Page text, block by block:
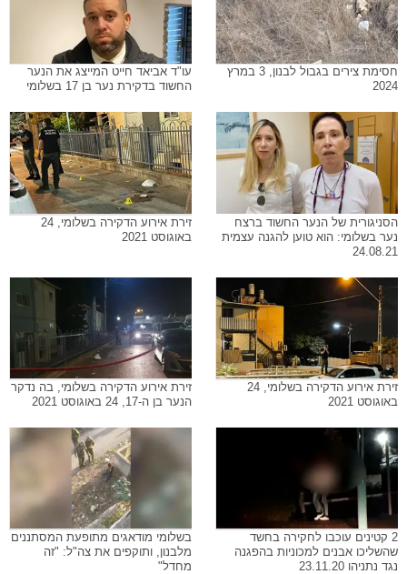
חסימת צירים בגבול לבנון, 3 במרץ
2024
עו"ד אביאד חייט המייצג את הנער
החשוד בדקירת נער בן 17 בשלומי
הסניגורית של הנער החשוד ברצח
נער בשלומי: הוא טוען להגנה עצמית
24.08.21
זירת אירוע הדקירה בשלומי, 24
באוגוסט 2021
זירת אירוע הדקירה בשלומי, 24
באוגוסט 2021
זירת אירוע הדקירה בשלומי, בה נדקר
הנער בן ה-17, 24 באוגוסט 2021
2 קטינים עוכבו לחקירה בחשד
שהשליכו אבנים למכוניות בהפגנה
נגד נתניהו 23.11.20
בשלומי מודאגים מתופעת המסתננים
מלבנון, ותוקפים את צה"ל: "זה
מחדל"